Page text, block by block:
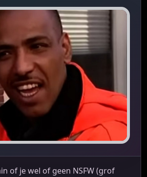
of je wel of geen NSFW (grof